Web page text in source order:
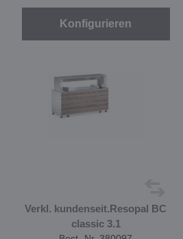
Konfigurieren
Verkl. kundenseit.Resopal BC
classic 3.1